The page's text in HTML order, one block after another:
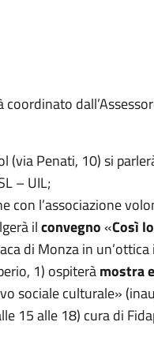
(via Penati, 10) si
– UIL;
con l’associazione
ilconvegno«Così
di Monza in
1) ospiteràmostra
sociale culturale»
15 alle 18) cura di